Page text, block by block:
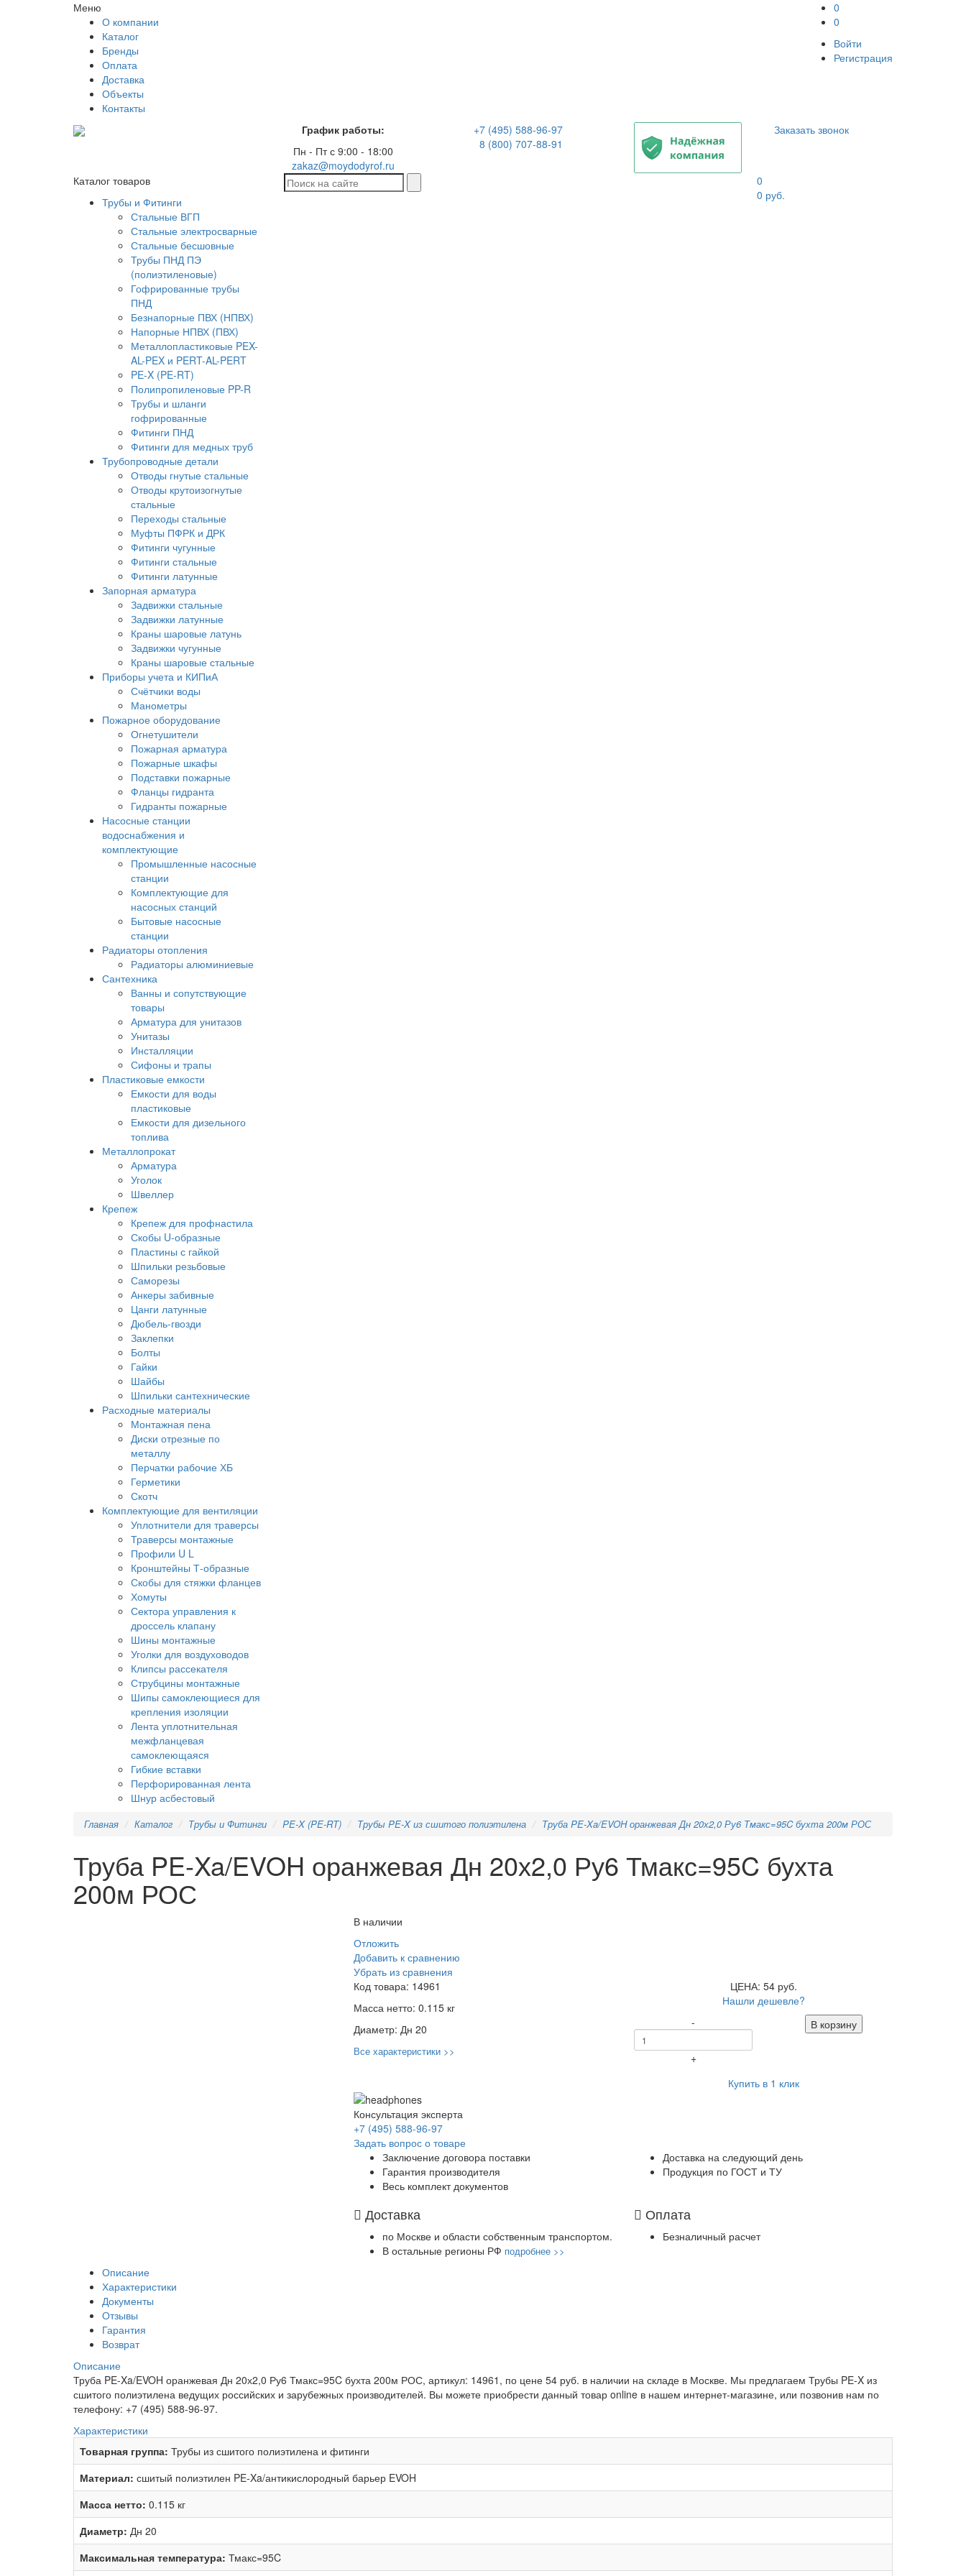
Меню
О компании
Каталог
Бренды
Оплата
Доставка
Объекты
Контакты
0
0
Войти
Регистрация
График работы:
Пн - Пт с 9:00 - 18:00
zakaz@moydodyrof.ru
+7 (495) 588-96-97
8 (800) 707-88-91
Заказать звонок
Каталог товаров
Трубы и Фитинги
Стальные ВГП
Стальные электросварные
Стальные бесшовные
Трубы ПНД ПЭ
(полиэтиленовые)
Гофрированные трубы
ПНД
Безнапорные ПВХ (НПВХ)
Напорные НПВХ (ПВХ)
Металлопластиковые PEX-
AL-PEX и PERT-AL-PERT
PE-X (PE-RT)
Полипропиленовые PP-R
Трубы и шланги
гофрированные
Фитинги ПНД
Фитинги для медных труб
Трубопроводные детали
Отводы гнутые стальные
Отводы крутоизогнутые
стальные
Переходы стальные
Муфты ПФРК и ДРК
Фитинги чугунные
Фитинги стальные
Фитинги латунные
Запорная арматура
Задвижки стальные
Задвижки латунные
Краны шаровые латунь
Задвижки чугунные
Краны шаровые стальные
Приборы учета и КИПиА
Счётчики воды
Манометры
Пожарное оборудование
Огнетушители
Пожарная арматура
Пожарные шкафы
Подставки пожарные
Фланцы гидранта
Гидранты пожарные
Насосные станции
водоснабжения и
комплектующие
Промышленные насосные
станции
Комплектующие для
насосных станций
Бытовые насосные
станции
Радиаторы отопления
Радиаторы алюминиевые
Сантехника
Ванны и сопутствующие
товары
Арматура для унитазов
Унитазы
Инсталляции
Сифоны и трапы
Пластиковые емкости
Емкости для воды
пластиковые
Емкости для дизельного
топлива
Металлопрокат
Арматура
Уголок
Швеллер
Крепеж
Крепеж для профнастила
Скобы U-образные
Пластины с гайкой
Шпильки резьбовые
Саморезы
Анкеры забивные
Цанги латунные
Дюбель-гвозди
Заклепки
Болты
Гайки
Шайбы
Шпильки сантехнические
Расходные материалы
Монтажная пена
Диски отрезные по
металлу
Перчатки рабочие ХБ
Герметики
Скотч
Комплектующие для вентиляции
Уплотнители для траверсы
Траверсы монтажные
Профили U L
Кронштейны Т-образные
Скобы для стяжки фланцев
Хомуты
Сектора управления к
дроссель клапану
Шины монтажные
Уголки для воздуховодов
Клипсы рассекателя
Струбцины монтажные
Шипы самоклеющиеся для
крепления изоляции
Лента уплотнительная
межфланцевая
самоклеющаяся
Гибкие вставки
Перфорированная лента
Шнур асбестовый
0
0 руб.
Главная Каталог Трубы и Фитинги PE-X (PE-RT) Трубы PE-X из сшитого полиэтилена Труба PE-Xa/EVOH оранжевая Дн 20х2,0 Ру6 Тмакс=95C бухта 200м РОС
Труба PE-Xa/EVOH оранжевая Дн 20х2,0 Ру6 Тмакс=95C бухта
200м РОС
В наличии
Отложить
Добавить к сравнению
Убрать из сравнения
Код товара: 14961
Масса нетто: 0.115 кг
Диаметр: Дн 20
Все характеристики >>
ЦЕНА: 54 руб.
Нашли дешевле?
-
+
В корзину
Купить в 1 клик
Консультация эксперта
+7 (495) 588-96-97
Задать вопрос о товаре
Заключение договора поставки
Гарантия производителя
Весь комплект документов
Доставка на следующий день
Продукция по ГОСТ и ТУ
Доставка
по Москве и области собственным транспортом.
В остальные регионы РФ подробнее >>
Оплата
Безналичный расчет
Описание
Характеристики
Документы
Отзывы
Гарантия
Возврат
Описание
Труба PE-Xa/EVOH оранжевая Дн 20х2,0 Ру6 Тмакс=95C бухта 200м РОС, артикул: 14961, по цене 54 руб. в наличии на складе в Москве. Мы предлагаем Трубы PE-X из
сшитого полиэтилена ведущих российских и зарубежных производителей. Вы можете приобрести данный товар online в нашем интернет-магазине, или позвонив нам по
телефону: +7 (495) 588-96-97.
Характеристики
Товарная группа: Трубы из сшитого полиэтилена и фитинги
Материал: сшитый полиэтилен PE-Xa/антикислородный барьер EVOH
Масса нетто: 0.115 кг
Диаметр: Дн 20
Максимальная температура: Тмакс=95C